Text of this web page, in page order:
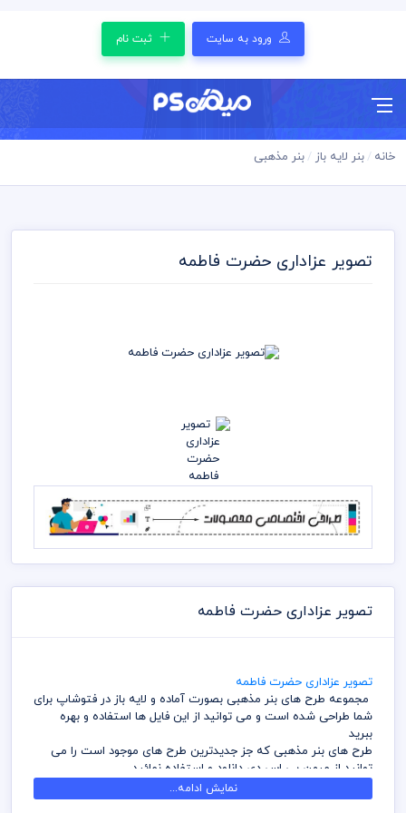
ورود به سایت ثبت نام
خانه بنر لایه باز بنر مذهبی
تصویر عزاداری حضرت فاطمه
تصویر عزاداری حضرت فاطمه
تصویر عزاداری حضرت فاطمه
مجموعه طرح های بنر مذهبی بصورت آماده و لایه باز در فتوشاپ برای
شما طراحی شده است و می توانید از این فایل ها استفاده و بهره
ببرید
طرح های بنر مذهبی که جز جدیدترین طرح های موجود است را می
توانید از میهن پی اس دی دانلود و استفاده نمائید
آرشیو طرح های بنر مذهبی ینر های مناسبتی میهن پی اس دی شامل
طرح هایی با موضوعات شهادت و تولد ائمه اطهار همراه با رنگ و ظاهر
نمایش ادامه...